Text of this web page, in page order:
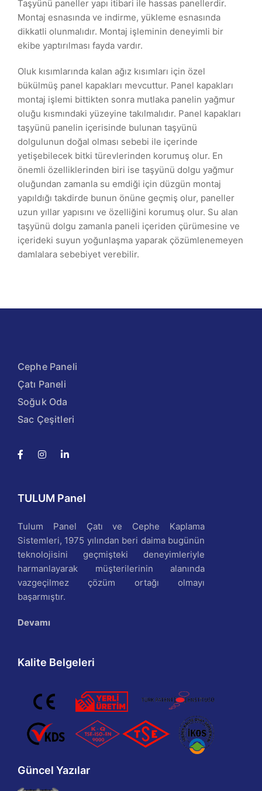
Taşyünü paneller yapı itibari ile hassas panellerdir.
Montaj esnasında ve indirme, yükleme esnasında
dikkatli olunmalıdır. Montaj işleminin deneyimli bir
ekibe yaptırılması fayda vardır.
Oluk kısımlarında kalan ağız kısımları için özel
bükülmüş panel kapakları mevcuttur. Panel kapakları
montaj işlemi bittikten sonra mutlaka panelin yağmur
oluğu kısmındaki yüzeyine takılmalıdır. Panel kapakları
taşyünü panelin içerisinde bulunan taşyünü
dolgulunun doğal olması sebebi ile içerinde
yetişebilecek bitki türevlerinden korumuş olur. En
önemli özelliklerinden biri ise taşyünü dolgu yağmur
oluğundan zamanla su emdiği için düzgün montaj
yapıldığı takdirde bunun önüne geçmiş olur, paneller
uzun yıllar yapısını ve özelliğini korumuş olur. Su alan
taşyünü dolgu zamanla paneli içeriden çürümesine ve
içerideki suyun yoğunlaşma yaparak çözümlenemeyen
damlalara sebebiyet verebilir.
Cephe Paneli
Çatı Paneli
Soğuk Oda
Sac Çeşitleri
TULUM Panel
Tulum Panel Çatı ve Cephe Kaplama
Sistemleri, 1975 yılından beri daima bugünün
teknolojisini geçmişteki deneyimleriyle
harmanlayarak müşterilerinin alanında
vazgeçilmez çözüm ortağı olmayı
başarmıştır.
Devamı
Kalite Belgeleri
Güncel Yazılar